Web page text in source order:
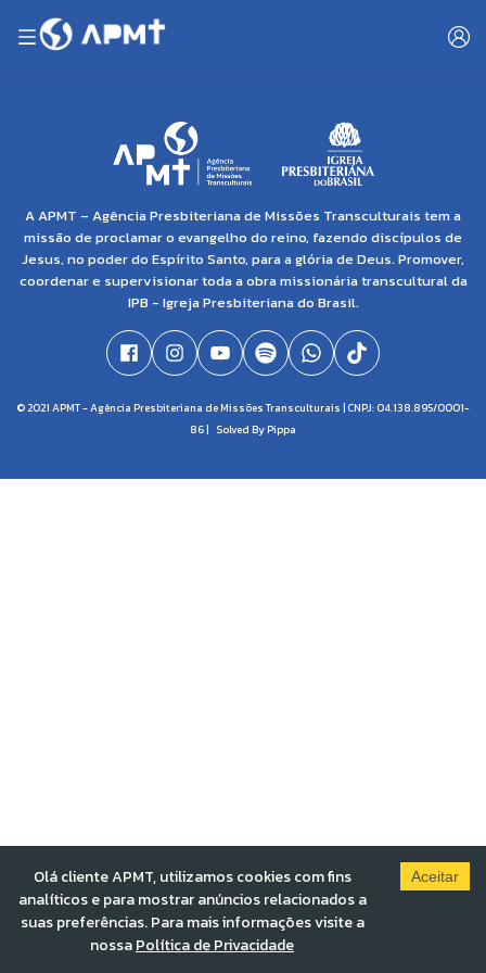
A APMT – Agência Presbiteriana de Missões Transculturais tem a
missão de proclamar o evangelho do reino, fazendo discípulos de
Jesus, no poder do Espírito Santo, para a glória de Deus. Promover,
coordenar e supervisionar toda a obra missionária transcultural da
IPB - Igreja Presbiteriana do Brasil.
© 2021 APMT - Agência Presbiteriana de Missões Transculturais | CNPJ: 04.138.895/0001-
86 | Solved By Pippa
Olá cliente APMT, utilizamos cookies com fins
analíticos e para mostrar anúncios relacionados a
suas preferências. Para mais informações visite a
nossaPolítica de Privacidade
Aceitar